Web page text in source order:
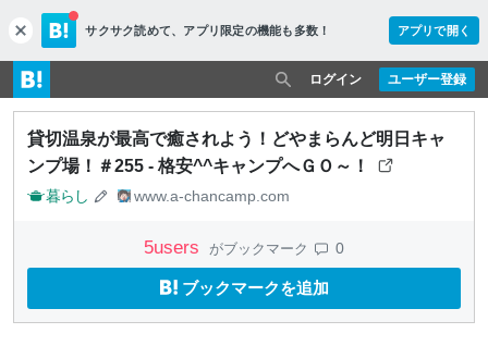
c
l
o
s
e
サクサク読めて、 アプリ限定の機能も多数！ アプリで開く
ユーザー登録
ログイン
貸切温泉が最高で癒されよう！どやまらんど明日キャ
ンプ場！＃255 - 格安^^キャンプへＧＯ～！
暮らし www.a-chancamp.com
5users がブックマーク 0
ブックマークを追加